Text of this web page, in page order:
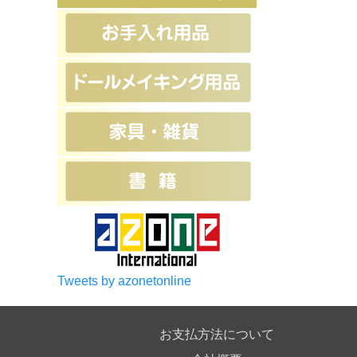
Tweets by azonetonline
お支払方法について